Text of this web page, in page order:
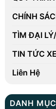
CHÍNH
TÌM ĐẠI
TIN TỨC
Liên Hệ
DANH